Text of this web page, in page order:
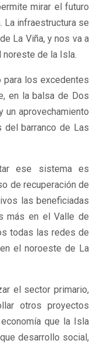
mirar el futuro
La infraestructura se
La Viña, y nos va a
de la Isla.
para los excedentes
en la balsa de Dos
un aprovechamiento
barranco de Las
ese sistema es
de recuperación de
las beneficiadas
más en el Valle de
todas las redes de
el noroeste de La
el sector primario,
otros proyectos
que la Isla
desarrollo social,